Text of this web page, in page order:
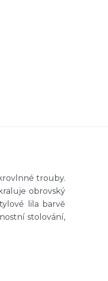
trouby.
obrovský
lila barvě
stolování,